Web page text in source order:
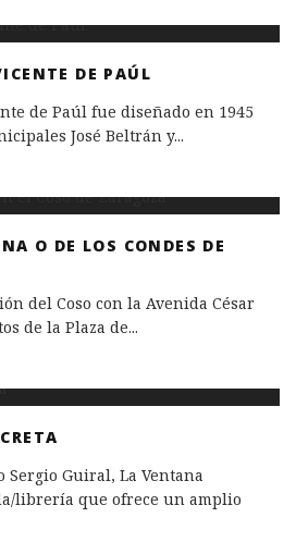
DE PAÚL
de Paúl fue diseñado en 1945
José Beltrán y...
O DE LOS CONDES DE
del Coso con la Avenida César
de la Plaza de...
Sergio Guiral, La Ventana
librería que ofrece un amplio